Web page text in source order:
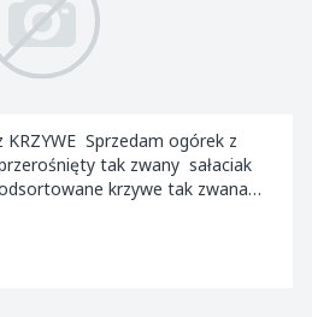
KRZYWE Sprzedam ogórek z
tak zwany sałaciak
krzywe tak zwana